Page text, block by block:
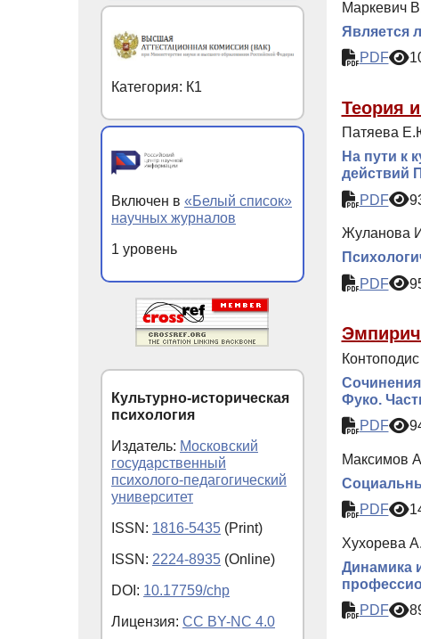
Маркевич
Является
PDF
Теория
Патяева
На пути к
действий
PDF
Жуланова
PDF
Фуко.
PDF
Максимов
PDF
Хухорева
Динамика
PDF
Категория: К1
Включен в «Белый список»
научных журналов
1 уровень
Культурно-историческая
психология
Издатель: Московский
государственный
психолого-педагогический
университет
ISSN: 1816-5435 (Print)
ISSN: 2224-8935 (Online)
DOI: 10.17759/chp
Лицензия: CC BY-NC 4.0